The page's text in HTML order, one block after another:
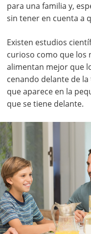
para una familia y,
sin tener en cuenta a
Existen estudios
curioso como que los
alimentan mejor que
cenando delante de
que aparece en la
que se tiene delante.